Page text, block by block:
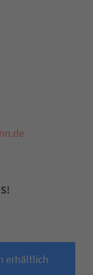
erhältlich